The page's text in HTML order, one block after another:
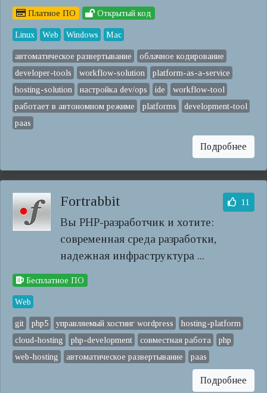
Платное ПО Открытый код
Linux Web Windows Mac
автоматическое развертывание
облачное кодирование
developer-tools
workflow-solution
platform-as-a-service
hosting-solution
настройка dev/ops ide
workflow-tool
работает в автономном режиме
platforms
development-tool
paas
Подробнее
Fortrabbit
Вы PHP-разработчик и хотите:
современная среда разработки,
надежная инфраструктура ...
11
Бесплатное ПО
Web
git php5 управляемый хостинг wordpress
hosting-platform
cloud-hosting
php-development совместная работа
php
web-hosting
автоматическое развертывание paas
Подробнее